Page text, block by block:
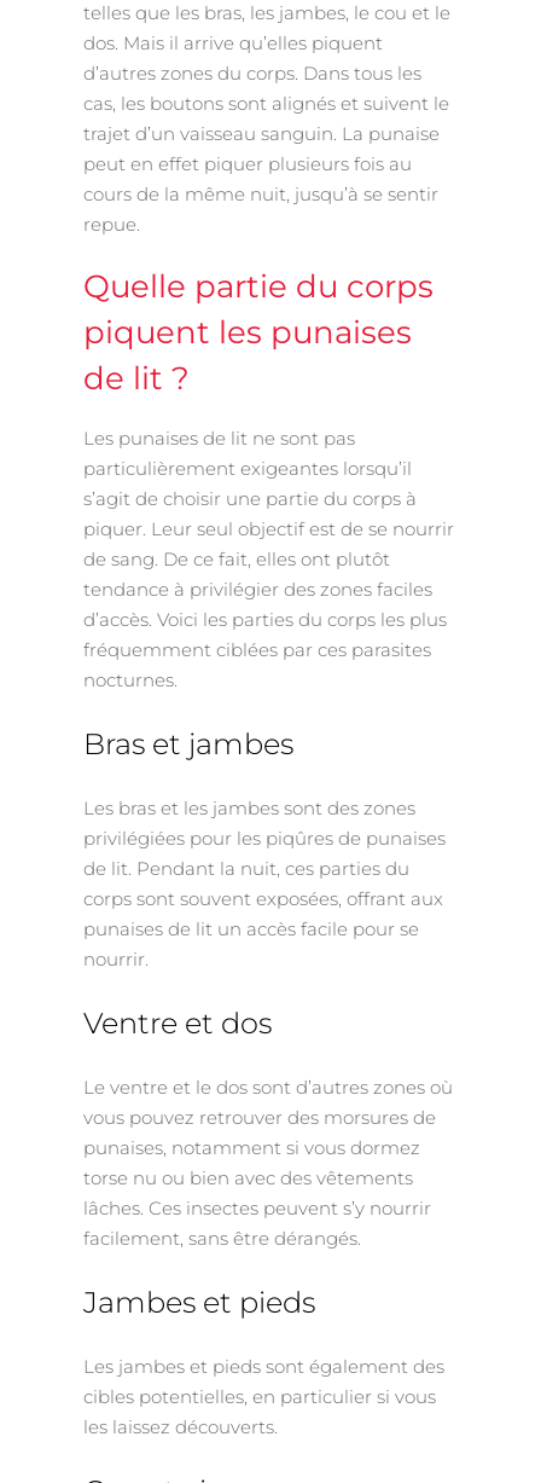
telles que les bras, les jambes, le cou et le
dos. Mais il arrive qu’elles piquent
d’autres zones du corps. Dans tous les
cas, les boutons sont alignés et suivent le
trajet d’un vaisseau sanguin. La punaise
peut en effet piquer plusieurs fois au
cours de la même nuit, jusqu’à se sentir
repue.
Quelle partie du corps
piquent les punaises
de lit ?
Les punaises de lit ne sont pas
particulièrement exigeantes lorsqu’il
s’agit de choisir une partie du corps à
piquer. Leur seul objectif est de se nourrir
de sang. De ce fait, elles ont plutôt
tendance à privilégier des zones faciles
d’accès. Voici les parties du corps les plus
fréquemment ciblées par ces parasites
nocturnes.
Bras et jambes
Les bras et les jambes sont des zones
privilégiées pour les piqûres de punaises
de lit. Pendant la nuit, ces parties du
corps sont souvent exposées, offrant aux
punaises de lit un accès facile pour se
nourrir.
Ventre et dos
Le ventre et le dos sont d’autres zones où
vous pouvez retrouver des morsures de
punaises, notamment si vous dormez
torse nu ou bien avec des vêtements
lâches. Ces insectes peuvent s’y nourrir
facilement, sans être dérangés.
Jambes et pieds
Les jambes et pieds sont également des
cibles potentielles, en particulier si vous
les laissez découverts.